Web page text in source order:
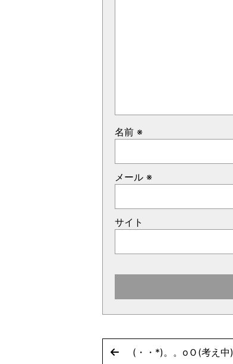
名前 ※
メール ※
サイト
(・・*)。。oＯ(考え中)